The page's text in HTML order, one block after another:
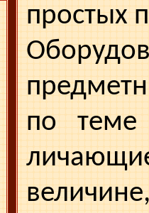
простых
по теме